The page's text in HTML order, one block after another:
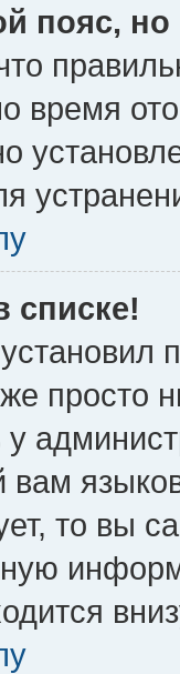
пояс,
время
списке!
просто
у
то вы